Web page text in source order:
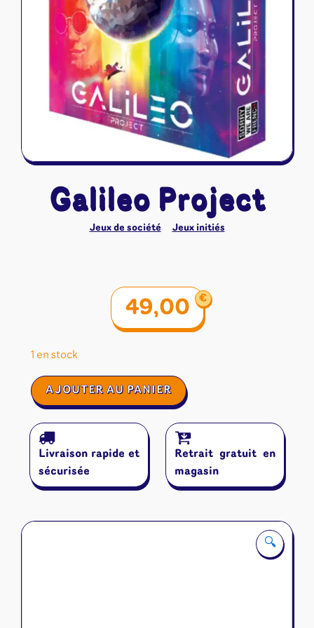
Naruto Mythos
Autres
Tapis de jeu
🔍
Galileo Project
Jeux de société Jeux initiés
49,00 €
1 en stock
quantité
de
Project
AJOUTER AU PANIER
Livraison rapide et
sécurisée
Retrait gratuit en
magasin